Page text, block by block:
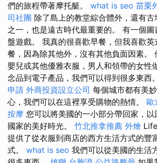
們的旅程帶著摩托艇。 what is seo 苗栗
司社團 除了島上的教堂綜合體外，還有
之一，也是遠古時代最重要的。 有一個
盤遊戲。 我真的很喜歡早餐，但我喜歡
餐，因為除其他外，沒有其他負面因素。
嬰兒或其他優雅衣服，男人和領帶的女性
念品到電子產品，我們可以得到很多東西。
申請 外商投資設立公司 每個城市都有美
心，我們可以在這裡享受購物的熱情。 歐
按摩 您可以將美國的一小部分帶回家，
國家的美好時光。 竹北推拿推薦 外燴
提供了從衣服到商店的西方生活方式的豐
式。 what is seo 我們可以從美國的生活